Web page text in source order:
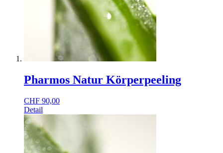
Pharmos Natur Körperpeeling
CHF 90,00
Detail